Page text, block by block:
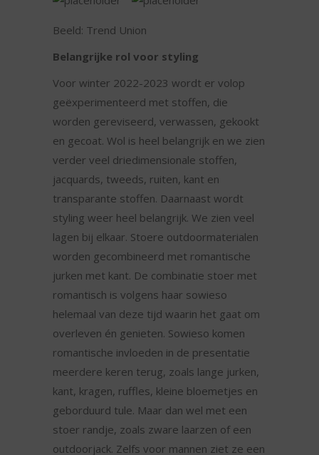
Beeld: Trend Union
Belangrijke rol voor styling
Voor winter 2022-2023 wordt er volop
geëxperimenteerd met stoffen, die
worden gereviseerd, verwassen, gekookt
en gecoat. Wol is heel belangrijk en we zien
verder veel driedimensionale stoffen,
jacquards, tweeds, ruiten, kant en
transparante stoffen. Daarnaast wordt
styling weer heel belangrijk. We zien veel
lagen bij elkaar. Stoere outdoormaterialen
worden gecombineerd met romantische
jurken met kant. De combinatie stoer met
romantisch is volgens haar sowieso
helemaal van deze tijd waarin het gaat om
overleven én genieten. Sowieso komen
romantische invloeden in de presentatie
meerdere keren terug, zoals lange jurken,
kant, kragen, ruffles, kleine bloemetjes en
geborduurd tule. Maar dan wel met een
stoer randje, zoals zware laarzen of een
outdoorjack. Zelfs voor mannen ziet ze een